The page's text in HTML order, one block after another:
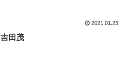
2021.01.23
吉田茂